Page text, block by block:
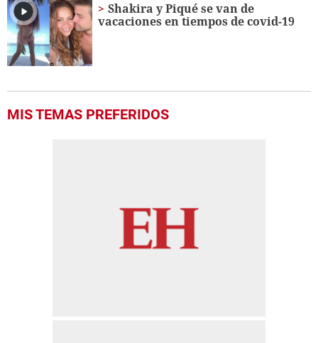
Shakira y Piqué se van de
vacaciones en tiempos de covid-19
MIS TEMAS PREFERIDOS